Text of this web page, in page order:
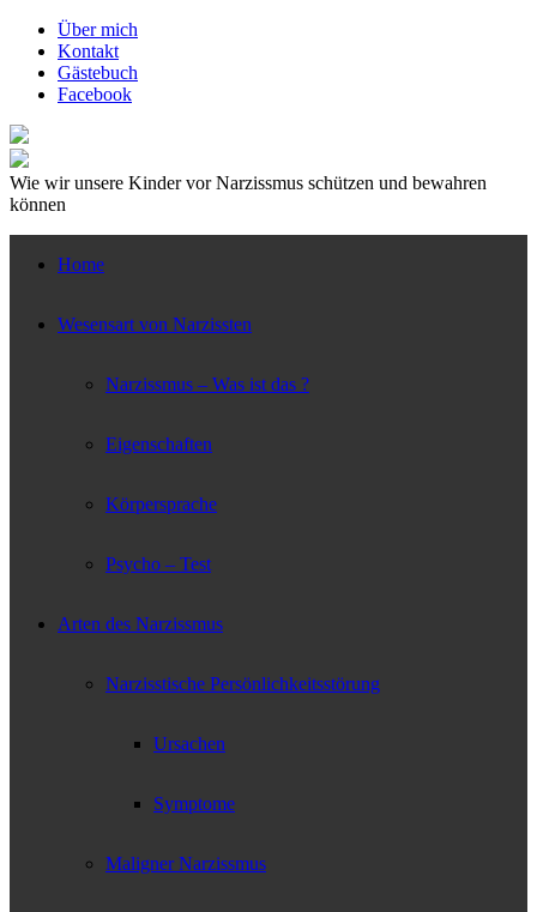
Zum
zentralen
Inhalt
Über mich
Kontakt
Gästebuch
Facebook
Wie wir unsere Kinder vor Narzissmus schützen und bewahren
können
Home
Wesensart von Narzissten
Narzissmus – Was ist das ?
Eigenschaften
Körpersprache
Psycho – Test
Arten des Narzissmus
Narzisstische Persönlichkeitsstörung
Ursachen
Symptome
Maligner Narzissmus